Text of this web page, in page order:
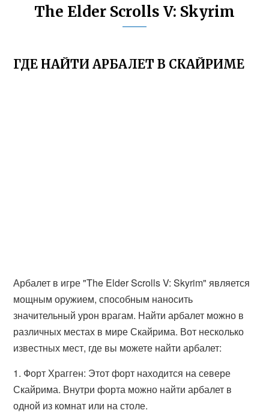
The Elder Scrolls V: Skyrim
ГДЕ НАЙТИ АРБАЛЕТ В СКАЙРИМЕ
Арбалет в игре "The Elder Scrolls V: Skyrim" является
мощным оружием, способным наносить
значительный урон врагам. Найти арбалет можно в
различных местах в мире Скайрима. Вот несколько
известных мест, где вы можете найти арбалет:
1. Форт Храгген: Этот форт находится на севере
Скайрима. Внутри форта можно найти арбалет в
одной из комнат или на столе.